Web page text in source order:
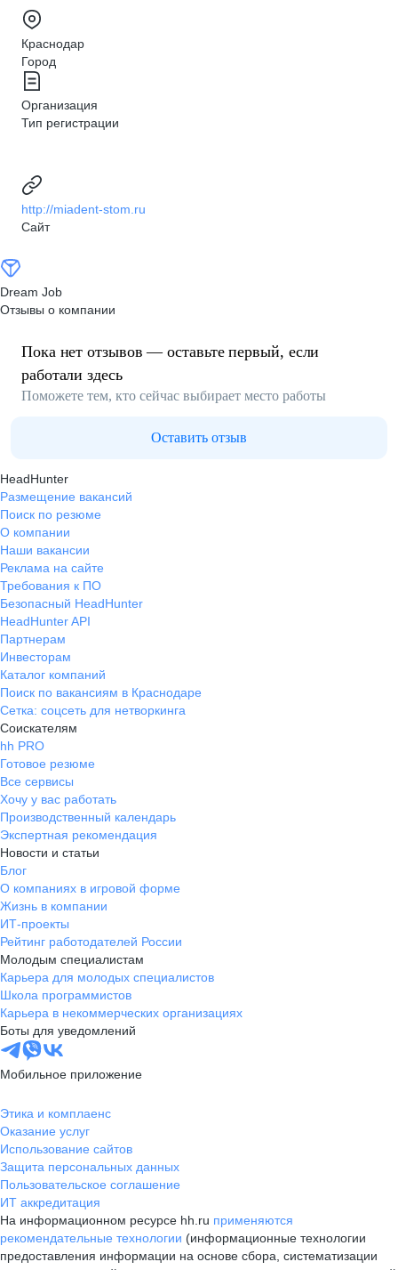
Краснодар
Город
Организация
Тип регистрации
http://miadent-stom.ru
Сайт
Dream Job
Отзывы о компании
Пока нет отзывов — оставьте первый, если
работали здесь
Поможете тем, кто сейчас выбирает место работы
Оставить отзыв
HeadHunter
Размещение вакансий
Поиск по резюме
О компании
Наши вакансии
Реклама на сайте
Требования к ПО
Безопасный HeadHunter
HeadHunter API
Партнерам
Инвесторам
Каталог компаний
Поиск по вакансиям в Краснодаре
Сетка: соцсеть для нетворкинга
Соискателям
hh PRO
Готовое резюме
Все сервисы
Хочу у вас работать
Производственный календарь
Экспертная рекомендация
Новости и статьи
Блог
О компаниях в игровой форме
Жизнь в компании
ИТ-проекты
Рейтинг работодателей России
Молодым специалистам
Карьера для молодых специалистов
Школа программистов
Карьера в некоммерческих организациях
Боты для уведомлений
Мобильное приложение
Этика и комплаенс
Оказание услуг
Использование сайтов
Защита персональных данных
Пользовательское соглашение
ИТ аккредитация
На информационном ресурсе hh.ru применяются
рекомендательные технологии (информационные технологии
предоставления информации на основе сбора, систематизации